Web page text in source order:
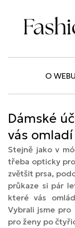
O WEBU
Dámské
vás omladí
Stejně jako v
třeba opticky
zvětšit prsa,
průkaze si pár
které vás
Vybrali jsme
pro ženy po